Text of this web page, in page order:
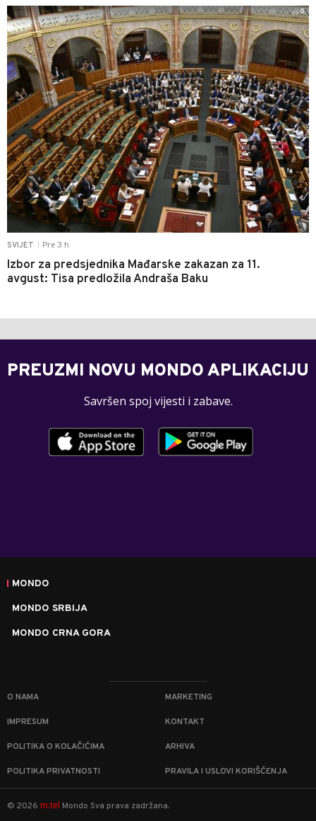
SVIJET Pre 3 h
Izbor za predsjednika Mađarske zakazan za 11.
avgust: Tisa predložila Andraša Baku
0
PREUZMI NOVU MONDO APLIKACIJU
Savršen spoj vijesti i zabave.
MONDO
MONDO SRBIJA
MONDO CRNA GORA
O NAMA MARKETING
IMPRESUM KONTAKT
POLITIKA O KOLAČIĆIMA ARHIVA
POLITIKA PRIVATNOSTI PRAVILA I USLOVI KORIŠĆENJA
© 2026 m:tel Mondo Sva prava zadržana.